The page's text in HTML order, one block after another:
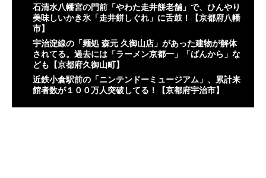
石清水八幡宮の門前「やわた走井餅老舗」で、ひんやり
美味しいかき氷「走井餅しぐれ」に舌鼓！【京都府八幡
市】
宇治淀線の「麺処 森元 久御山店」があった建物が解体
されてる。過去には「ラーメン京都一」「ばんから」な
ども【京都府久御山町】
近鉄小倉駅前の「ニンテンドーミュージアム」、累計来
館者数が１００万人突破してる！【京都府宇治市】